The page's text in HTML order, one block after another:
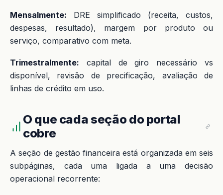
Mensalmente: DRE simplificado (receita, custos,
despesas, resultado), margem por produto ou
serviço, comparativo com meta.
Trimestralmente: capital de giro necessário vs
disponível, revisão de precificação, avaliação de
linhas de crédito em uso.
O que cada seção do portal
cobre
A seção de gestão financeira está organizada em seis
subpáginas, cada uma ligada a uma decisão
operacional recorrente: